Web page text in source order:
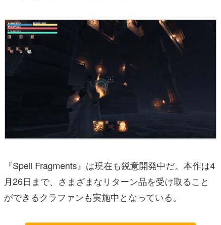
『Spell Fragments』は現在も鋭意開発中だ。本作は4
月26日まで、さまざまなリターン品を受け取ること
ができるクラファンも実施中となっている。